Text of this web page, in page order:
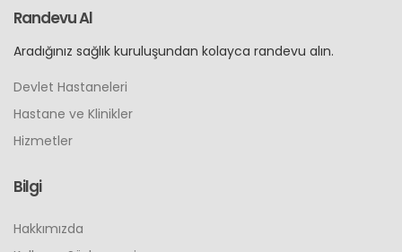
Randevu Al
Aradığınız sağlık kuruluşundan kolayca randevu alın.
Devlet Hastaneleri
Hastane ve Klinikler
Hizmetler
Bilgi
Hakkımızda